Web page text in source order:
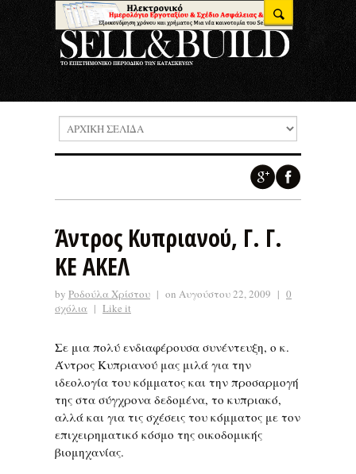
Άντρος Κυπριανού, Γ. Γ.
ΚΕ ΑΚΕΛ
by Ροδούλα Χρίστου | on Αυγούστου 22, 2009 | 0
σχόλια | Like it
Σε μια πολύ ενδιαφέρουσα συνέντευξη, ο κ.
Άντρος Κυπριανού μας μιλά για την
ιδεολογία του κόμματος και την προσαρμογή
της στα σύγχρονα δεδομένα, το κυπριακό,
αλλά και για τις σχέσεις του κόμματος με τον
επιχειρηματικό κόσμο της οικοδομικής
βιομηχανίας.